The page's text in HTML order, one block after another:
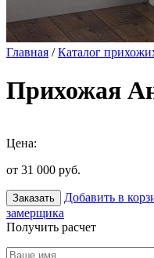
Главная /Каталог
Прихожая
Цена:
от 31 000 руб.
Заказать Добавить в
замерщика
Получить расчет